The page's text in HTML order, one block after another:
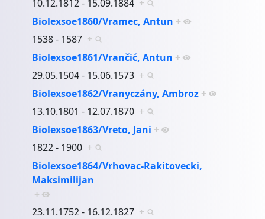
10.12.1812 - 15.09.1884 +
Biolexsoe1860/Vramec, Antun +
1538 - 1587 +
Biolexsoe1861/Vrančić, Antun +
29.05.1504 - 15.06.1573 +
Biolexsoe1862/Vranyczány, Ambroz +
13.10.1801 - 12.07.1870 +
Biolexsoe1863/Vreto, Jani +
1822 - 1900 +
Biolexsoe1864/Vrhovac-Rakitovecki,
Maksimilijan
+
23.11.1752 - 16.12.1827 +